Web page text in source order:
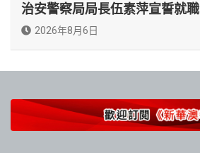
治安警察局局長伍素萍宣誓就職
2026年8月6日